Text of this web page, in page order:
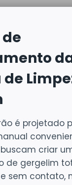
é projetado
criar
de gergelim
sem contato,